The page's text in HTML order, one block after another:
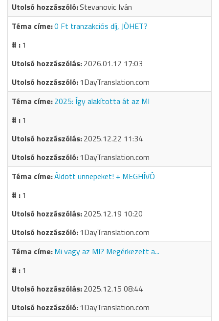
Stevanovic Iván
0 Ft tranzakciós díj, JÖHET?
1
2026.01.12 17:03
1DayTranslation.com
2025: Így alakította át az MI
1
2025.12.22 11:34
1DayTranslation.com
Áldott ünnepeket! + MEGHÍVÓ
1
2025.12.19 10:20
1DayTranslation.com
Mi vagy az MI? Megérkezett a...
1
2025.12.15 08:44
1DayTranslation.com